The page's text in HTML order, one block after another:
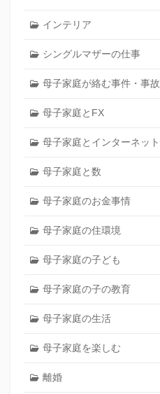
インテリア
シングルマザーの仕事
母子家庭が絡む事件・事故
母子家庭とFX
母子家庭とインターネット
母子家庭と数
母子家庭のお金事情
母子家庭の住環境
母子家庭の子ども
母子家庭の子の教育
母子家庭の生活
母子家庭を楽しむ
離婚